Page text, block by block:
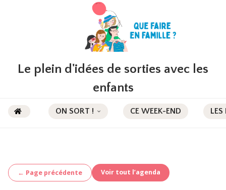
Le plein d'idées de sorties avec les
enfants
ON SORT ! CE WEEK-END LES
← Page précédente Voir tout l’agenda